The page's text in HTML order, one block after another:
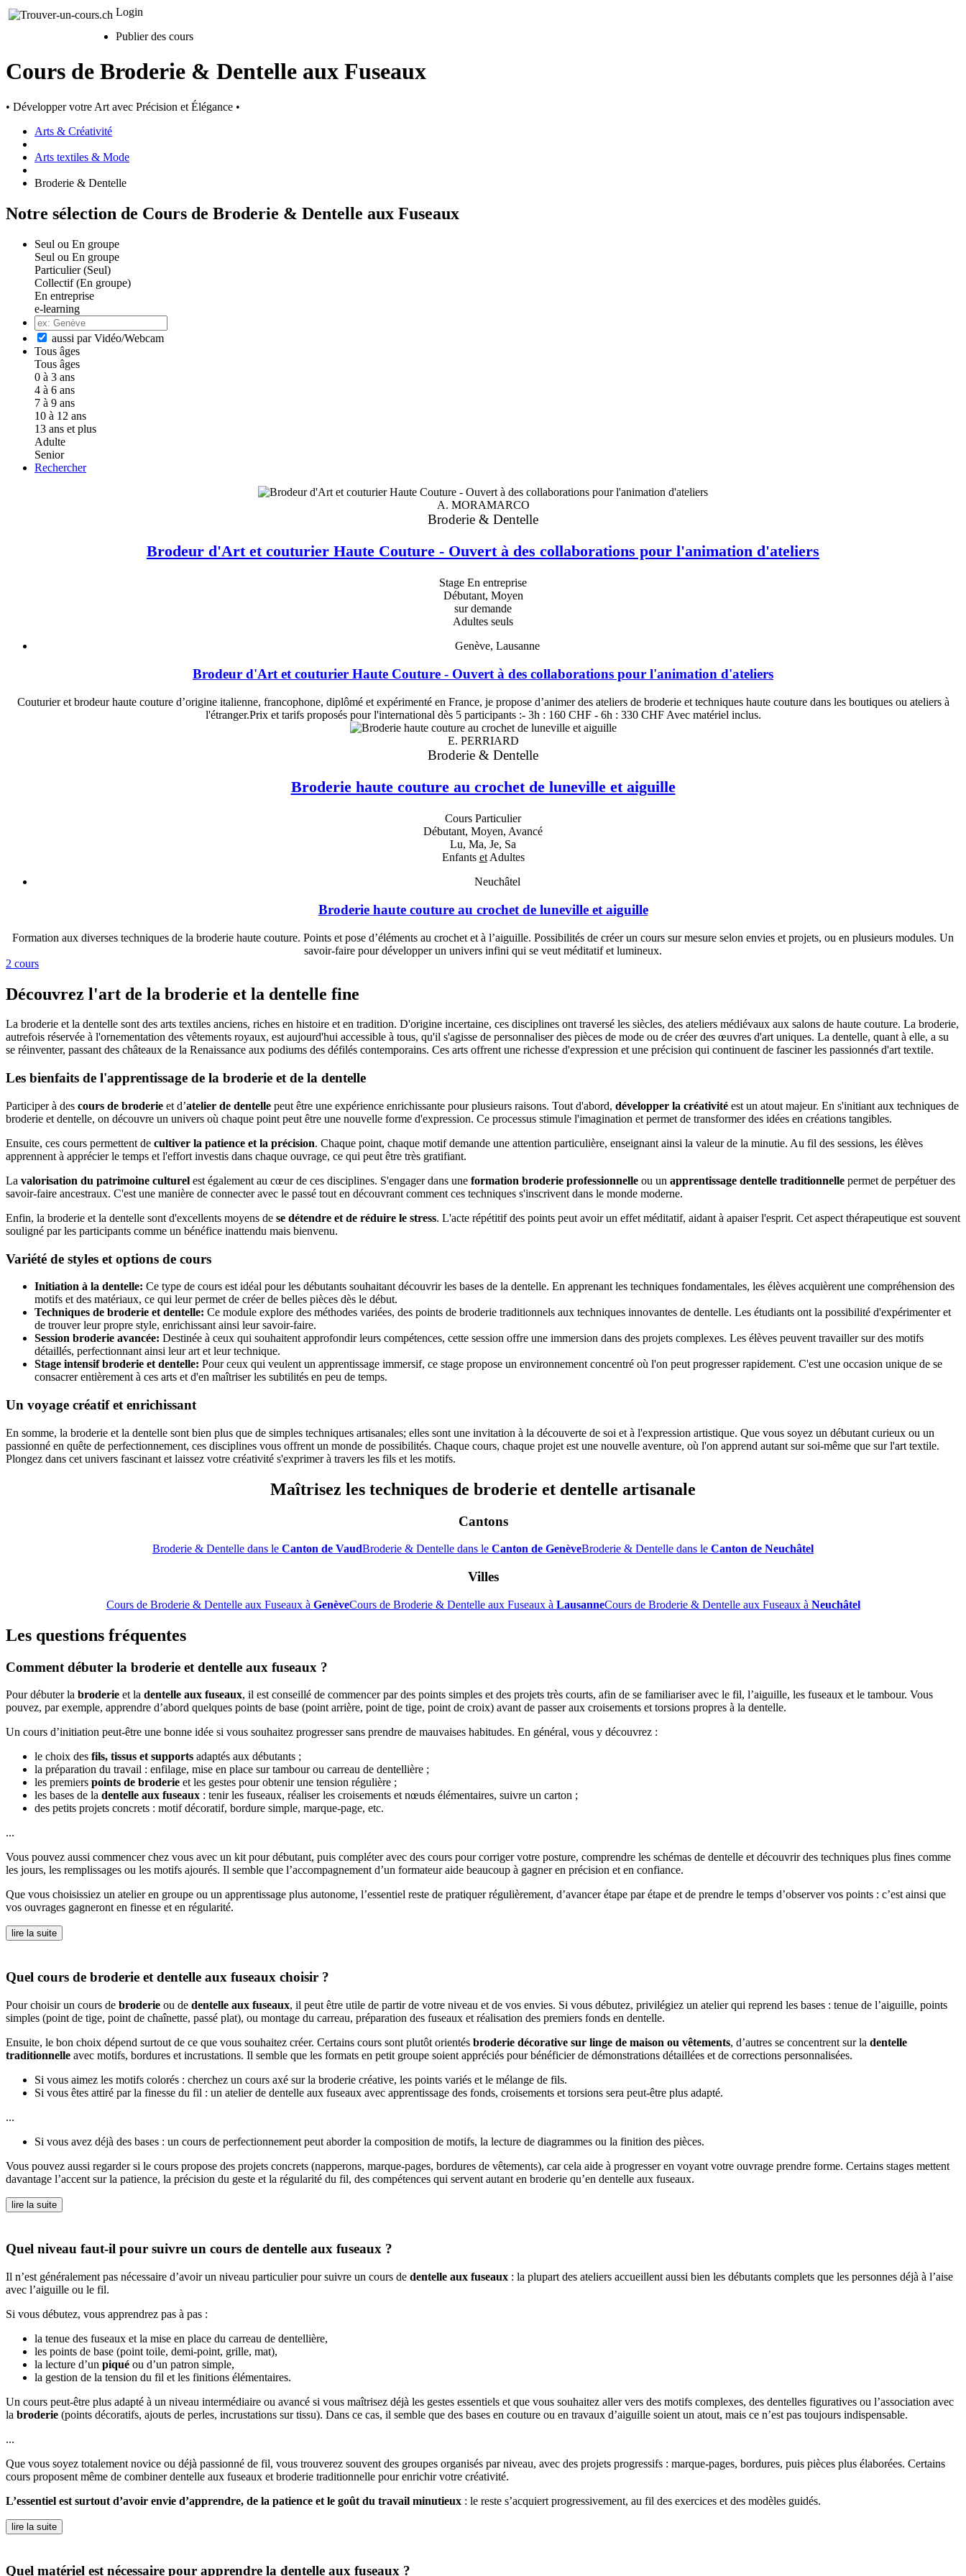
Login
Publier des cours
Cours de Broderie & Dentelle aux Fuseaux
• Développer votre Art avec Précision et Élégance •
Arts & Créativité
Arts textiles & Mode
Broderie & Dentelle
Notre sélection de Cours de Broderie & Dentelle aux Fuseaux
Seul ou En groupe
Seul ou En groupe
Particulier (Seul)
Collectif (En groupe)
En entreprise
e-learning
aussi par Vidéo/Webcam
Tous âges
Tous âges
0 à 3 ans
4 à 6 ans
7 à 9 ans
10 à 12 ans
13 ans et plus
Adulte
Senior
Rechercher
A. MORAMARCO
Broderie & Dentelle
Brodeur d'Art et couturier Haute Couture - Ouvert à des collaborations pour l'animation d'ateliers
Stage En entreprise
Débutant, Moyen
sur demande
Adultes seuls
Genève, Lausanne
Brodeur d'Art et couturier Haute Couture - Ouvert à des collaborations pour l'animation d'ateliers
Couturier et brodeur haute couture d’origine italienne, francophone, diplômé et expérimenté en France, je propose d’animer des ateliers de broderie et techniques haute couture dans les boutiques ou ateliers à
l'étranger.Prix et tarifs proposés pour l'international dès 5 participants :- 3h : 160 CHF - 6h : 330 CHF Avec matériel inclus.
E. PERRIARD
Broderie & Dentelle
Broderie haute couture au crochet de luneville et aiguille
Cours Particulier
Débutant, Moyen, Avancé
Lu, Ma, Je, Sa
Enfants etAdultes
Neuchâtel
Broderie haute couture au crochet de luneville et aiguille
Formation aux diverses techniques de la broderie haute couture. Points et pose d’éléments au crochet et à l’aiguille. Possibilités de créer un cours sur mesure selon envies et projets, ou en plusieurs modules. Un
savoir-faire pour développer un univers infini qui se veut méditatif et lumineux.
2 cours
Découvrez l'art de la broderie et la dentelle fine
La broderie et la dentelle sont des arts textiles anciens, riches en histoire et en tradition. D'origine incertaine, ces disciplines ont traversé les siècles, des ateliers médiévaux aux salons de haute couture. La broderie,
autrefois réservée à l'ornementation des vêtements royaux, est aujourd'hui accessible à tous, qu'il s'agisse de personnaliser des pièces de mode ou de créer des œuvres d'art uniques. La dentelle, quant à elle, a su
se réinventer, passant des châteaux de la Renaissance aux podiums des défilés contemporains. Ces arts offrent une richesse d'expression et une précision qui continuent de fasciner les passionnés d'art textile.
Les bienfaits de l'apprentissage de la broderie et de la dentelle
Participer à des cours de broderie et d’atelier de dentelle peut être une expérience enrichissante pour plusieurs raisons. Tout d'abord, développer la créativité est un atout majeur. En s'initiant aux techniques de
broderie et dentelle, on découvre un univers où chaque point peut être une nouvelle forme d'expression. Ce processus stimule l'imagination et permet de transformer des idées en créations tangibles.
Ensuite, ces cours permettent de cultiver la patience et la précision. Chaque point, chaque motif demande une attention particulière, enseignant ainsi la valeur de la minutie. Au fil des sessions, les élèves
apprennent à apprécier le temps et l'effort investis dans chaque ouvrage, ce qui peut être très gratifiant.
La valorisation du patrimoine culturel est également au cœur de ces disciplines. S'engager dans une formation broderie professionnelle ou un apprentissage dentelle traditionnelle permet de perpétuer des
savoir-faire ancestraux. C'est une manière de connecter avec le passé tout en découvrant comment ces techniques s'inscrivent dans le monde moderne.
Enfin, la broderie et la dentelle sont d'excellents moyens de se détendre et de réduire le stress. L'acte répétitif des points peut avoir un effet méditatif, aidant à apaiser l'esprit. Cet aspect thérapeutique est souvent
souligné par les participants comme un bénéfice inattendu mais bienvenu.
Variété de styles et options de cours
Initiation à la dentelle: Ce type de cours est idéal pour les débutants souhaitant découvrir les bases de la dentelle. En apprenant les techniques fondamentales, les élèves acquièrent une compréhension des
motifs et des matériaux, ce qui leur permet de créer de belles pièces dès le début.
Techniques de broderie et dentelle: Ce module explore des méthodes variées, des points de broderie traditionnels aux techniques innovantes de dentelle. Les étudiants ont la possibilité d'expérimenter et
de trouver leur propre style, enrichissant ainsi leur savoir-faire.
Session broderie avancée: Destinée à ceux qui souhaitent approfondir leurs compétences, cette session offre une immersion dans des projets complexes. Les élèves peuvent travailler sur des motifs
détaillés, perfectionnant ainsi leur art et leur technique.
Stage intensif broderie et dentelle: Pour ceux qui veulent un apprentissage immersif, ce stage propose un environnement concentré où l'on peut progresser rapidement. C'est une occasion unique de se
consacrer entièrement à ces arts et d'en maîtriser les subtilités en peu de temps.
Un voyage créatif et enrichissant
En somme, la broderie et la dentelle sont bien plus que de simples techniques artisanales; elles sont une invitation à la découverte de soi et à l'expression artistique. Que vous soyez un débutant curieux ou un
passionné en quête de perfectionnement, ces disciplines vous offrent un monde de possibilités. Chaque cours, chaque projet est une nouvelle aventure, où l'on apprend autant sur soi-même que sur l'art textile.
Plongez dans cet univers fascinant et laissez votre créativité s'exprimer à travers les fils et les motifs.
Maîtrisez les techniques de broderie et dentelle artisanale
Cantons
Broderie & Dentelle dans le Canton de VaudBroderie & Dentelle dans le Canton de GenèveBroderie & Dentelle dans le Canton de Neuchâtel
Villes
Cours de Broderie & Dentelle aux Fuseaux à GenèveCours de Broderie & Dentelle aux Fuseaux à LausanneCours de Broderie & Dentelle aux Fuseaux à Neuchâtel
Les questions fréquentes
Comment débuter la broderie et dentelle aux fuseaux ?
Pour débuter la broderie et la dentelle aux fuseaux, il est conseillé de commencer par des points simples et des projets très courts, afin de se familiariser avec le fil, l’aiguille, les fuseaux et le tambour. Vous
pouvez, par exemple, apprendre d’abord quelques points de base (point arrière, point de tige, point de croix) avant de passer aux croisements et torsions propres à la dentelle.
Un cours d’initiation peut-être une bonne idée si vous souhaitez progresser sans prendre de mauvaises habitudes. En général, vous y découvrez :
le choix des fils, tissus et supports adaptés aux débutants ;
la préparation du travail : enfilage, mise en place sur tambour ou carreau de dentellière ;
les premiers points de broderie et les gestes pour obtenir une tension régulière ;
les bases de la dentelle aux fuseaux : tenir les fuseaux, réaliser les croisements et nœuds élémentaires, suivre un carton ;
des petits projets concrets : motif décoratif, bordure simple, marque-page, etc.
...
Vous pouvez aussi commencer chez vous avec un kit pour débutant, puis compléter avec des cours pour corriger votre posture, comprendre les schémas de dentelle et découvrir des techniques plus fines comme
les jours, les remplissages ou les motifs ajourés. Il semble que l’accompagnement d’un formateur aide beaucoup à gagner en précision et en confiance.
Que vous choisissiez un atelier en groupe ou un apprentissage plus autonome, l’essentiel reste de pratiquer régulièrement, d’avancer étape par étape et de prendre le temps d’observer vos points : c’est ainsi que
vos ouvrages gagneront en finesse et en régularité.
lire la suite
Quel cours de broderie et dentelle aux fuseaux choisir ?
Pour choisir un cours de broderie ou de dentelle aux fuseaux, il peut être utile de partir de votre niveau et de vos envies. Si vous débutez, privilégiez un atelier qui reprend les bases : tenue de l’aiguille, points
simples (point de tige, point de chaînette, passé plat), ou montage du carreau, préparation des fuseaux et réalisation des premiers fonds en dentelle.
Ensuite, le bon choix dépend surtout de ce que vous souhaitez créer. Certains cours sont plutôt orientés broderie décorative sur linge de maison ou vêtements, d’autres se concentrent sur la dentelle
traditionnelle avec motifs, bordures et incrustations. Il semble que les formats en petit groupe soient appréciés pour bénéficier de démonstrations détaillées et de corrections personnalisées.
Si vous aimez les motifs colorés : cherchez un cours axé sur la broderie créative, les points variés et le mélange de fils.
Si vous êtes attiré par la finesse du fil : un atelier de dentelle aux fuseaux avec apprentissage des fonds, croisements et torsions sera peut-être plus adapté.
...
Si vous avez déjà des bases : un cours de perfectionnement peut aborder la composition de motifs, la lecture de diagrammes ou la finition des pièces.
Vous pouvez aussi regarder si le cours propose des projets concrets (napperons, marque-pages, bordures de vêtements), car cela aide à progresser en voyant votre ouvrage prendre forme. Certains stages mettent
davantage l’accent sur la patience, la précision du geste et la régularité du fil, des compétences qui servent autant en broderie qu’en dentelle aux fuseaux.
lire la suite
Quel niveau faut-il pour suivre un cours de dentelle aux fuseaux ?
Il n’est généralement pas nécessaire d’avoir un niveau particulier pour suivre un cours de dentelle aux fuseaux : la plupart des ateliers accueillent aussi bien les débutants complets que les personnes déjà à l’aise
avec l’aiguille ou le fil.
Si vous débutez, vous apprendrez pas à pas :
la tenue des fuseaux et la mise en place du carreau de dentellière,
les points de base (point toile, demi-point, grille, mat),
la lecture d’un piqué ou d’un patron simple,
la gestion de la tension du fil et les finitions élémentaires.
Un cours peut-être plus adapté à un niveau intermédiaire ou avancé si vous maîtrisez déjà les gestes essentiels et que vous souhaitez aller vers des motifs complexes, des dentelles figuratives ou l’association avec
la broderie (points décoratifs, ajouts de perles, incrustations sur tissu). Dans ce cas, il semble que des bases en couture ou en travaux d’aiguille soient un atout, mais ce n’est pas toujours indispensable.
...
Que vous soyez totalement novice ou déjà passionné de fil, vous trouverez souvent des groupes organisés par niveau, avec des projets progressifs : marque-pages, bordures, puis pièces plus élaborées. Certains
cours proposent même de combiner dentelle aux fuseaux et broderie traditionnelle pour enrichir votre créativité.
L’essentiel est surtout d’avoir envie d’apprendre, de la patience et le goût du travail minutieux : le reste s’acquiert progressivement, au fil des exercices et des modèles guidés.
lire la suite
Quel matériel est nécessaire pour apprendre la dentelle aux fuseaux ?